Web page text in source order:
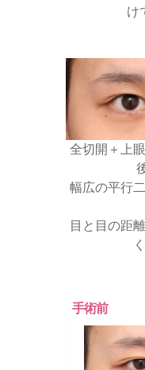
け
全切開＋上
幅広の平行
目と目の距
手術前